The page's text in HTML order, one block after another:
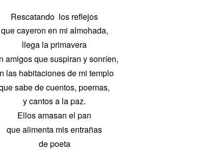
Rescatando los reflejos
que cayeron en mi almohada,
llega la primavera
amigos que suspiran y sonríen,
las habitaciones de mi templo
sabe de cuentos, poemas,
y cantos a la paz.
Ellos amasan el pan
que alimenta mis entrañas
de poeta